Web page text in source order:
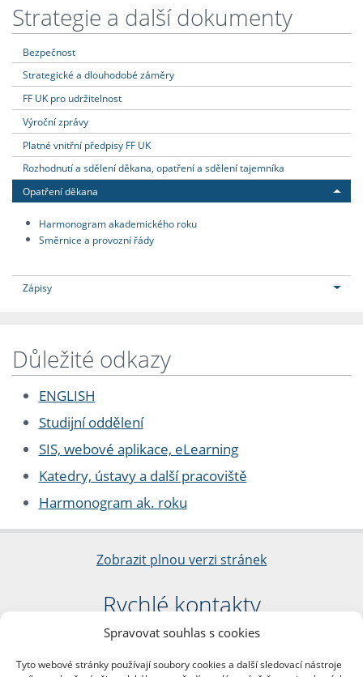
Spravovat souhlas s cookies
Tyto webové stránky používají soubory cookies a další sledovací nástroje
Strategie a další dokumenty
Bezpečnost
Strategické a dlouhodobé záměry
FF UK pro udržitelnost
Výroční zprávy
Platné vnitřní předpisy FF UK
Rozhodnutí a sdělení děkana, opatření a sdělení tajemníka
Opatření děkana
Harmonogram akademického roku
Směrnice a provozní řády
Zápisy
Důležité odkazy
ENGLISH
Studijní oddělení
SIS, webové aplikace, eLearning
Katedry, ústavy a další pracoviště
Harmonogram ak. roku
Zobrazit plnou verzi stránek
Rychlé kontakty
Filozofická fakulta
nám. Jana Palacha 1/2